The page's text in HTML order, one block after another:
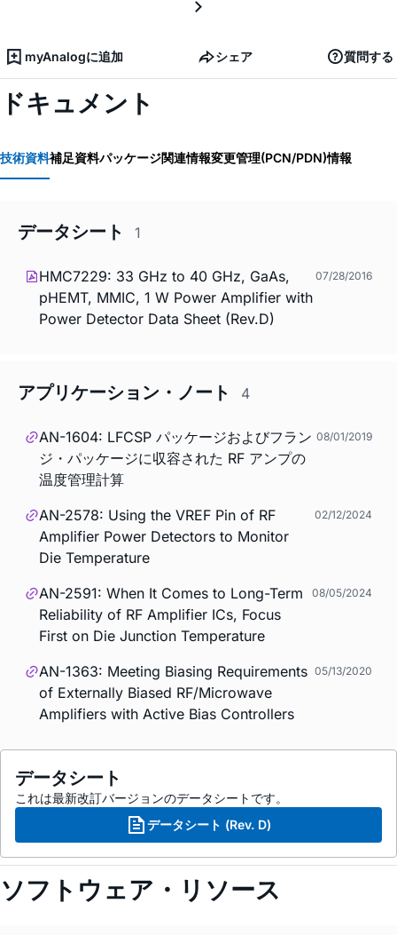
myAnalogに追加 シェア 質問する
ドキュメント
技術資料補足資料パッケージ関連情報変更管理(PCN/PDN)情報
データシート 1
HMC7229: 33 GHz to 40 GHz, GaAs,
pHEMT, MMIC, 1 W Power Amplifier with
Power Detector Data Sheet (Rev.D)
07/28/2016
アプリケーション・ノート 4
AN-1604: LFCSP パッケージおよびフラン
ジ・パッケージに収容された RF アンプの
温度管理計算
08/01/2019
AN-2578: Using the VREF Pin of RF
Amplifier Power Detectors to Monitor
Die Temperature
02/12/2024
AN-2591: When It Comes to Long-Term
Reliability of RF Amplifier ICs, Focus
First on Die Junction Temperature
08/05/2024
AN-1363: Meeting Biasing Requirements
of Externally Biased RF/Microwave
Amplifiers with Active Bias Controllers
05/13/2020
データシート
これは最新改訂バージョンのデータシートです。
データシート (Rev. D)
ソフトウェア・リソース